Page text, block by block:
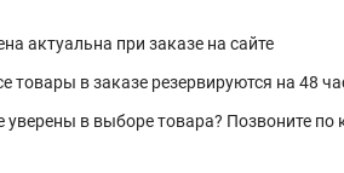
актуальна при заказе на сайте
товары в заказе резервируются на 48
уверены в выборе товара? Позвоните по